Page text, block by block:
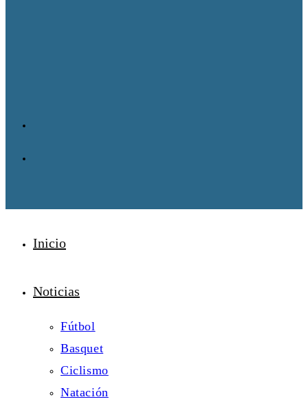
Inicio
Noticias
Fútbol
Basquet
Ciclismo
Natación